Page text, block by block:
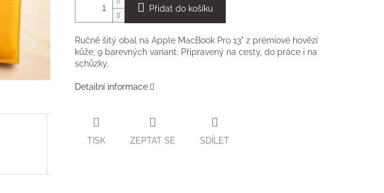
Přidat do košíku
Ručně šitý obal na Apple MacBook Pro 13" z prémiové hovězí
kůže, 9 barevných variant. Připravený na cesty, do práce i na
schůzky.
Detailní informace
TISK ZEPTAT SE SDÍLET